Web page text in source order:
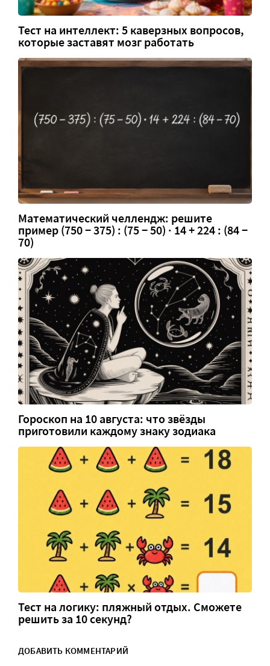
Тест на интеллект: 5 каверзных вопросов,
которые заставят мозг работать
Математический челлендж: решите
пример (750 − 375) : (75 − 50) · 14 + 224 : (84 −
70)
Гороскоп на 10 августа: что звёзды
приготовили каждому знаку зодиака
Тест на логику: пляжный отдых. Сможете
решить за 10 секунд?
ДОБАВИТЬ КОММЕНТАРИЙ